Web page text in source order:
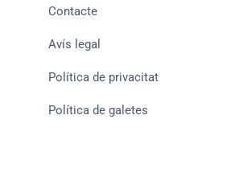
Contacte
Avís legal
Política de privacitat
Política de galetes